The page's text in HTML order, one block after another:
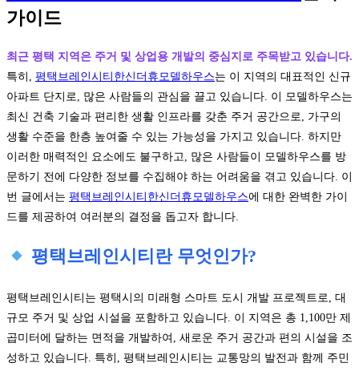
가이드
최근 평택 지역은 주거 및 상업용 개발의 중심지로 주목받고 있습니다.
특히, 평택브레인시티한신더휴모델하우스는 이 지역의 대표적인 신규
아파트 단지로, 많은 사람들의 관심을 끌고 있습니다. 이 모델하우스는
최신 건축 기술과 편리한 생활 인프라를 갖춘 주거 공간으로, 가구의
생활 수준을 한층 높여줄 수 있는 가능성을 가지고 있습니다. 하지만
이러한 매력적인 요소에도 불구하고, 많은 사람들이 모델하우스를 방
문하기 전에 다양한 정보를 수집해야 하는 어려움을 겪고 있습니다. 이
번 글에서는 평택브레인시티한신더휴모델하우스에 대한 완벽한 가이
드를 제공하여 여러분의 결정을 돕고자 합니다.
평택브레인시티란 무엇인가?
평택브레인시티는 평택시의 미래형 스마트 도시 개발 프로젝트로, 대
규모 주거 및 상업 시설을 포함하고 있습니다. 이 지역은 총 1,100만 제
곱미터에 달하는 면적을 개발하여, 새로운 주거 공간과 편의 시설을 조
성하고 있습니다. 특히, 평택브레인시티는 교통망의 발전과 함께 주민